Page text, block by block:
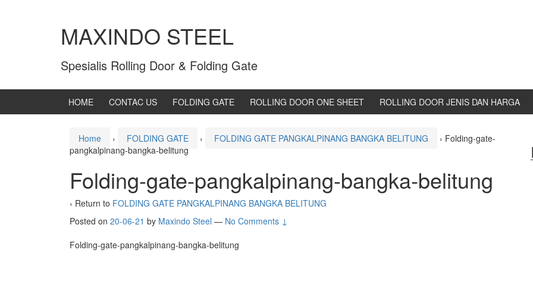
MAXINDO STEEL
Spesialis Rolling Door & Folding Gate
HOME CONTAC US FOLDING GATE ROLLING DOOR ONE SHEET ROLLING DOOR JENIS DAN HARGA
Home › FOLDING GATE › FOLDING GATE PANGKALPINANG BANGKA BELITUNG › Folding-gate-
pangkalpinang-bangka-belitung
Folding-gate-pangkalpinang-bangka-belitung
‹ Return to FOLDING GATE PANGKALPINANG BANGKA BELITUNG
Posted on 20-06-21 by Maxindo Steel — No Comments ↓
Folding-gate-pangkalpinang-bangka-belitung